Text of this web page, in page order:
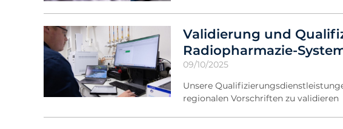
Validierung und
Radiopharmazie-
09/10/2025
Unsere
regionalen Vorschriften zu validieren